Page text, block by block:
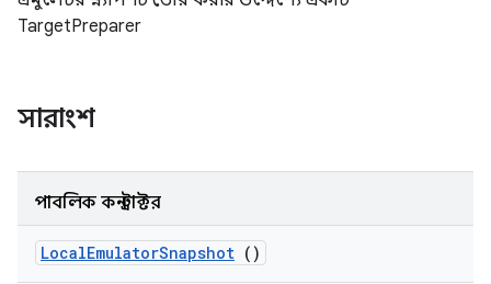
TargetPreparer
সারাংশ
পাবলিক কনস্ট্রাক্টর
LocalEmulatorSnapshot ()